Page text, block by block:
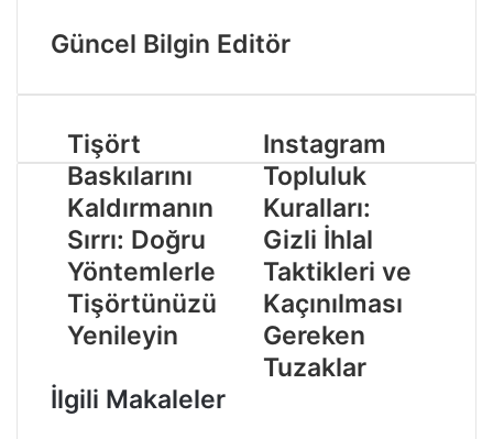
Güncel Bilgin Editör
Tişört
Baskılarını
Kaldırmanın
Sırrı: Doğru
Yöntemlerle
Tişörtünüzü
Yenileyin
Instagram
Topluluk
Kuralları:
Gizli İhlal
Taktikleri ve
Kaçınılması
Gereken
Tuzaklar
İlgili Makaleler